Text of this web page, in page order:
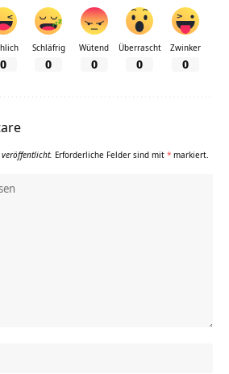
0
Schläfrig
0
Wütend
0
Überrascht
0
Zwinker
0
veröffentlicht. Erforderliche Felder sind mit * markiert.